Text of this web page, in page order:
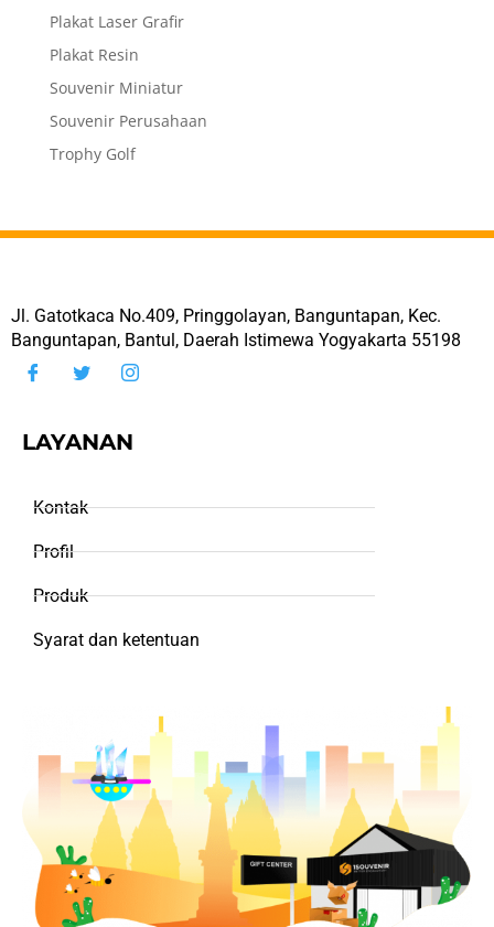
Plakat Laser Grafir
Plakat Resin
Souvenir Miniatur
Souvenir Perusahaan
Trophy Golf
Jl. Gatotkaca No.409, Pringgolayan, Banguntapan, Kec.
Banguntapan, Bantul, Daerah Istimewa Yogyakarta 55198
LAYANAN
Kontak
Profil
Produk
Syarat dan ketentuan